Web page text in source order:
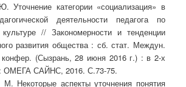
Уточнение категории «социализация» в
деятельности педагога по
культуре // Закономерности и тенденции
развития общества : сб. стат. Междун.
конфер. (Сызрань, 28 июня 2016 г.) : в 2-х
ОМЕГА САЙНС, 2016. С.73-75.
М. Некоторые аспекты уточнения понятия